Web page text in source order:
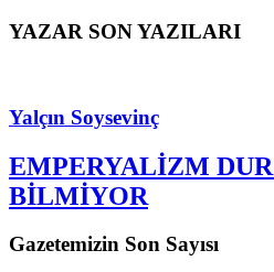
YAZAR SON YAZILARI
Yalçın Soysevinç
EMPERYALİZM
BİLMİYOR
Gazetemizin Son Sayısı